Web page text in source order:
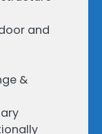
and
&